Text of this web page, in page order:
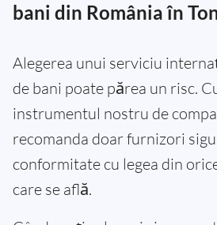
bani din România în
Alegerea unui serviciu
de bani poate părea un risc.
instrumentul nostru de
recomanda doar furnizori
conformitate cu legea din
care se află.